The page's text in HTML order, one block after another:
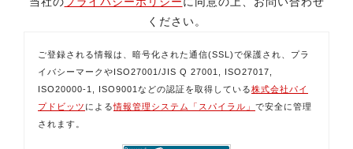
ください。
ご登録される情報は、暗号化された通信(SSL)で保護され、プラ
イバシーマークやISO27001/JIS Q 27001, ISO27017,
ISO20000-1, ISO9001などの認証を取得している株式会社パイ
プドビッツ による情報管理システム「スパイラル」 で安全に管理
されます。